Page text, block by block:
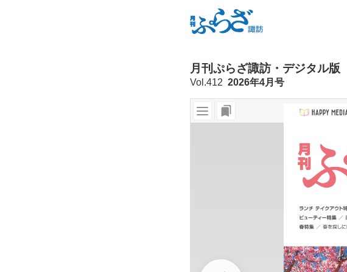
月刊ぷらざ諏訪・デジタル版
Vol.412 2026年4月号